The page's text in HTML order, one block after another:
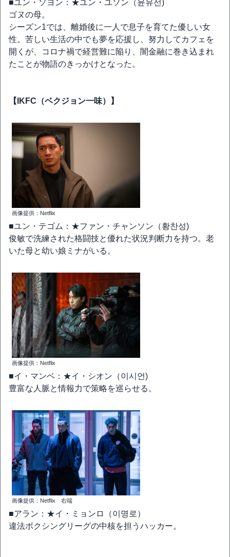
■ユン・ソヨン：★ユン・ユソン（윤유선)
ゴヌの母。
シーズン1では、離婚後に一人で息子を育てた優しい女
性。苦しい生活の中でも夢を応援し、努力してカフェを
開くが、コロナ禍で経営難に陥り、闇金融に巻き込まれ
たことが物語のきっかけとなった。
【IKFC（ベクジョン一味）】
画像提供：Netflix
■ユン・テゴム：★ファン・チャンソン（황찬성)
俊敏で洗練された格闘技と優れた状況判断力を持つ。老
いた母と幼い娘ミナがいる。
画像提供：Netflix
■イ・マンベ：★イ・シオン（이시언)
豊富な人脈と情報力で策略を巡らせる。
画像提供：Netflix 右端
■アラン：★イ・ミョンロ（이명로）
違法ボクシングリーグの中核を担うハッカー。